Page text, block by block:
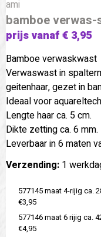
ami
bamboe
prijs vanaf € 3,95
Bamboe verwaskwast
Verwaswast in
geitenhaar, gezet in
Ideaal voor
Lengte haar ca. 5 cm.
Dikte zetting ca. 6 mm.
Leverbaar in 6 maten
Verzending: 1
577145 maat 4-rijig ca.
€3,95
577146 maat 6 rijig ca.
€4,95